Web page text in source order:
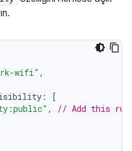
wifi" ,
:
[
,
// Add this